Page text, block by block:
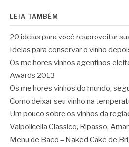
LEIA TAMBÉM
20 ideias para você reaproveitar
Ideias para conservar o vinho
Os melhores vinhos agentinos
Awards 2013
Os melhores vinhos do mundo,
Como deixar seu vinho na
Um pouco sobre os vinhos da
Valpolicella Classico, Ripasso,
Menu de Baco – Naked Cake de